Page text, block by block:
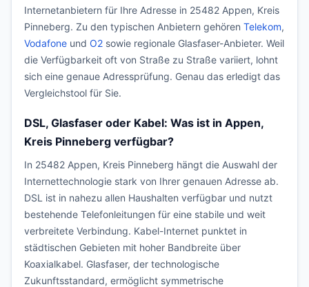
Internetanbietern für Ihre Adresse in 25482 Appen, Kreis
Pinneberg. Zu den typischen Anbietern gehören Telekom,
Vodafone und O2 sowie regionale Glasfaser-Anbieter. Weil
die Verfügbarkeit oft von Straße zu Straße variiert, lohnt
sich eine genaue Adressprüfung. Genau das erledigt das
Vergleichstool für Sie.
DSL, Glasfaser oder Kabel: Was ist in Appen,
Kreis Pinneberg verfügbar?
In 25482 Appen, Kreis Pinneberg hängt die Auswahl der
Internettechnologie stark von Ihrer genauen Adresse ab.
DSL ist in nahezu allen Haushalten verfügbar und nutzt
bestehende Telefonleitungen für eine stabile und weit
verbreitete Verbindung. Kabel-Internet punktet in
städtischen Gebieten mit hoher Bandbreite über
Koaxialkabel. Glasfaser, der technologische
Zukunftsstandard, ermöglicht symmetrische